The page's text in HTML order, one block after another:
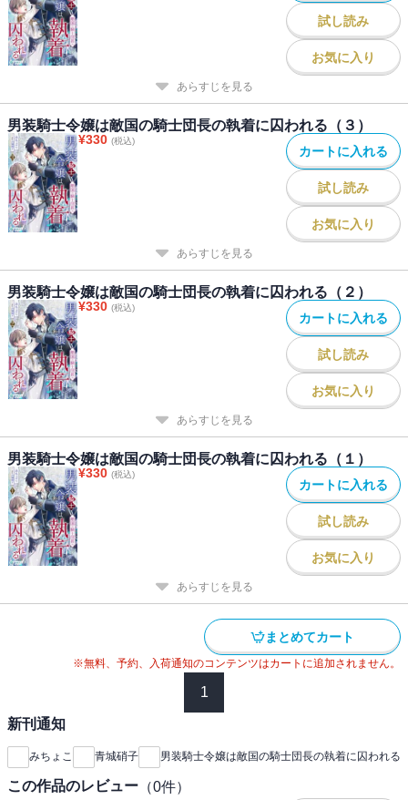
試し読み
お気に入り
あらすじを見る
男装騎士令嬢は敵国の騎士団長の執着に囚われる（３）
¥330 (税込)
カートに入れる
試し読み
お気に入り
あらすじを見る
男装騎士令嬢は敵国の騎士団長の執着に囚われる（２）
¥330 (税込)
カートに入れる
試し読み
お気に入り
あらすじを見る
男装騎士令嬢は敵国の騎士団長の執着に囚われる（１）
¥330 (税込)
カートに入れる
試し読み
お気に入り
あらすじを見る
まとめてカート
※無料、予約、入荷通知のコンテンツはカートに追加されません。
1
新刊通知
みちょこ 青城硝子 男装騎士令嬢は敵国の騎士団長の執着に囚われる
この作品のレビュー （0件）